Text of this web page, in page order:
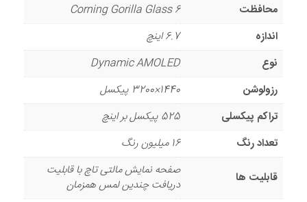
محافظت
Corning Gorilla Glass 6
اندازه
6.7 اینچ
نوع
Dynamic AMOLED
رزولوشن
1440×3200 پیکسل
تراکم پیکسلی
525 پیکسل بر اینچ
تعداد رنگ
16 میلیون رنگ
قابلیت ها
صفحه نمایش مالتی تاچ با قابلیت
دریافت چندین لمس همزمان